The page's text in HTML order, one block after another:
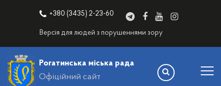
+380 (3435) 2-23-60
Версія для людей з порушеннями зору
Рогатинська міська рада
Офіційний сайт